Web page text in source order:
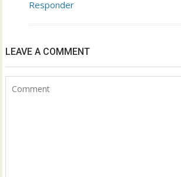
Responder
LEAVE A COMMENT